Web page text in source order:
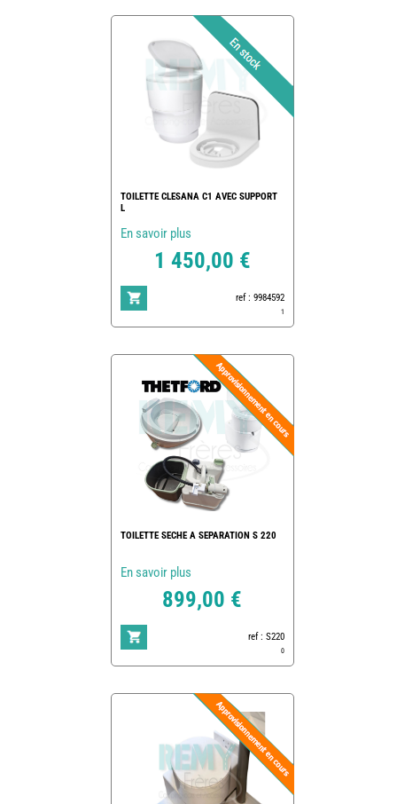
TOILETTE CLESANA C1 AVEC SUPPORT
L
En savoir plus
1 450,00 €
ref : 9984592
1
TOILETTE SECHE A SEPARATION S 220
En savoir plus
899,00 €
ref : S220
0